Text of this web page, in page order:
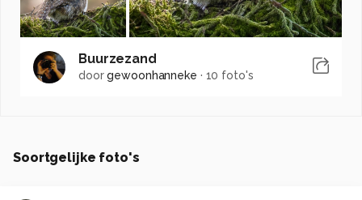
Buurzezand
doorgewoonhanneke · 10 foto's
Soortgelijke foto's